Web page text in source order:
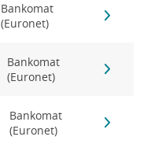
Bankomat
(Euronet)
Bankomat
(Euronet)
Bankomat
(Euronet)